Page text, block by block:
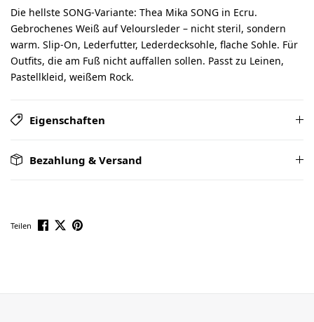
Die hellste SONG-Variante: Thea Mika SONG in Ecru.
Gebrochenes Weiß auf Veloursleder – nicht steril, sondern
warm. Slip-On, Lederfutter, Lederdecksohle, flache Sohle. Für
Outfits, die am Fuß nicht auffallen sollen. Passt zu Leinen,
Pastellkleid, weißem Rock.
Eigenschaften
Bezahlung & Versand
Teilen